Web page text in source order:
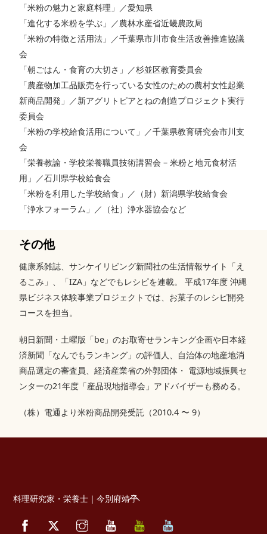
「米粉の魅力と家庭料理」／愛知県
「進化する米粉を学ぶ」／農林水産省近畿農政局
「米粉の特徴と活用法」／千葉県市川市食生活改善推進協議
会
「朝ごはん・食育の大切さ」／杉並区教育委員会
「農産物加工品販売を行っている女性のための農村女性起業
新商品開発」／新アグリトピアとねの創造プロジェクト実行
委員会
「米粉の学校給食活用について」／千葉県教育研究会市川支
会
「栄養教諭・学校栄養職員技術講習会 – 米粉と地元食材活
用」／石川県学校給食会
「米粉を利用した学校給食」／（財）新潟県学校給食会
「浄水フォーラム」／（社）浄水器協会など
その他
健康系雑誌、サンケイリビング新聞社の生活情報サイト「え
るこみ」、「IZA」などでもレシピを連載。 平成17年度 沖縄
県ビジネス体験事業プロジェクトでは、お菓子のレシピ開発
コースを担当。
朝日新聞・土曜版「be」のお取寄せランキング企画や日本経
済新聞「なんでもランキング」の評価人、自治体の地産地消
商品選定の審査員、経済産業省の外郭団体・ 電源地域振興セ
ンターの21年度「産品現地指導会」アドバイザーも務める。
（株）電通より米粉商品開発受託（2010.4 〜 9）
Back
Top
料理研究家・栄養士｜今別府靖子
Twitter InstagramYouTube